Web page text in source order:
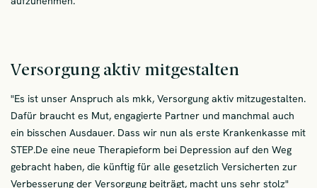
Versorgung aktiv mitgestalten
"Es ist unser Anspruch als mkk, Versorgung aktiv mitzugestalten.
Dafür braucht es Mut, engagierte Partner und manchmal auch
ein bisschen Ausdauer. Dass wir nun als erste Krankenkasse mit
STEP.De eine neue Therapieform bei Depression auf den Weg
gebracht haben, die künftig für alle gesetzlich Versicherten zur
Verbesserung der Versorgung beiträgt, macht uns sehr stolz"